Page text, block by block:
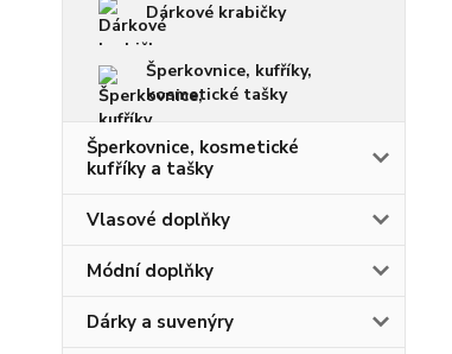
Dárkové krabičky
Šperkovnice, kufříky,
kosmetické tašky
Šperkovnice, kosmetické
kufříky a tašky
Vlasové doplňky
Módní doplňky
Dárky a suvenýry